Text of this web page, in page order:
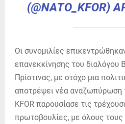
(@NATO_KFOR)
Οι συνομιλίες
επανεκκίνησης του διαλόγου
Πρίστινας, με στόχο μια
αποτρέψει νέα
KFOR παρουσίασε τις
πρωτοβουλίες, με όλους